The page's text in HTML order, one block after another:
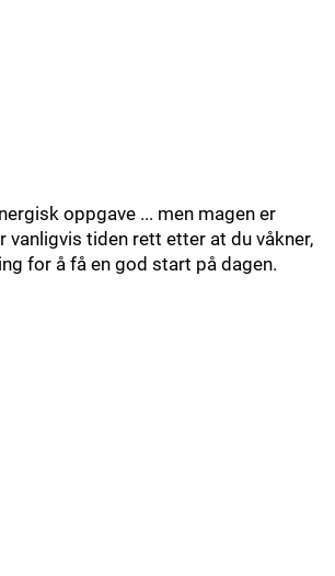
oppgave ... men magen er
tiden rett etter at du våkner,
for å få en god start på dagen.